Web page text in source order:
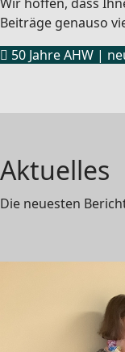
Beiträge genauso
50 Jahre AHW |
Aktuelles
Die neuesten